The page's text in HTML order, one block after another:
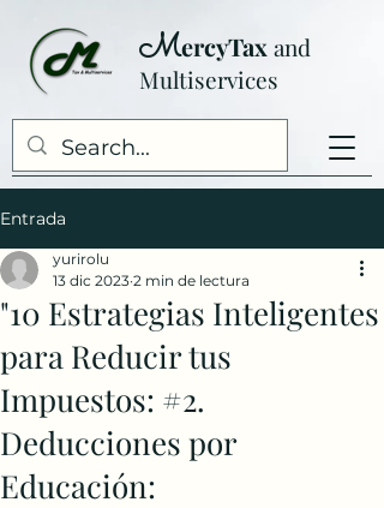
MercyTax and
Multiservices
Entrada
"10 Estrategias Inteligentes
para Reducir tus
Impuestos: #2.
Deducciones por
Educación:
yurirolu
13 dic 2023 2 min de lectura